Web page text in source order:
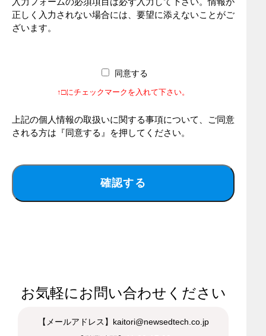
正しく入力されない場合には、要望に添えないことがご
ざいます。
同意する
↑□にチェックマークを入れて下さい。
上記の個人情報の取扱いに関する事項について、ご同意
される方は『同意する』を押してください。
お気軽にお問い合わせください
【メールアドレス】kaitori@newsedtech.co.jp